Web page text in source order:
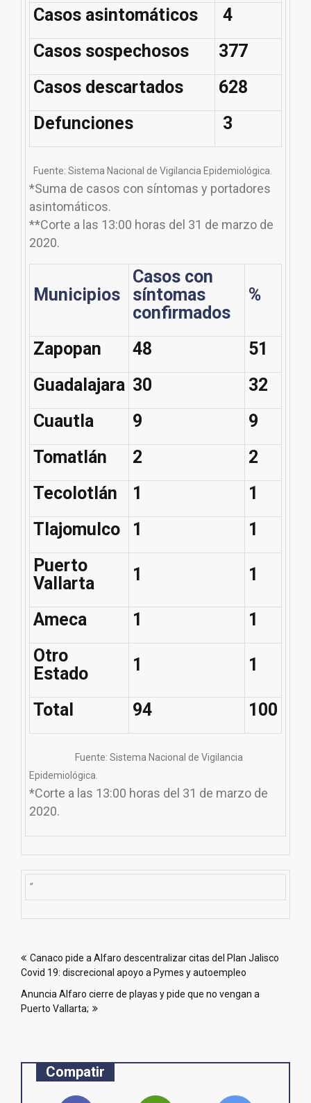
Casos asintomáticos
4
Casos sospechosos
377
Casos descartados
628
Defunciones
3
Fuente: Sistema Nacional de Vigilancia Epidemiológica.
*Suma de casos con síntomas y portadores
asintomáticos.
**Corte a las 13:00 horas del 31 de marzo de
2020.
Municipios
Casos con
síntomas
confirmados
%
Zapopan 48
51
Guadalajara 30
32
Cuautla
9
9
Tomatlán
2
2
Tecolotlán
1
1
Tlajomulco
1
1
Puerto
Vallarta
1 1
Ameca 1
1
Otro
Estado
1 1
Total 94 100
Fuente: Sistema Nacional de Vigilancia
Epidemiológica.
*Corte a las 13:00 horas del 31 de marzo de
2020.
“
de
entradas
Canaco pide a Alfaro descentralizar citas del Plan Jalisco
Covid 19: discrecional apoyo a Pymes y autoempleo
Anuncia Alfaro cierre de playas y pide que no vengan a
Puerto Vallarta;
Compatir